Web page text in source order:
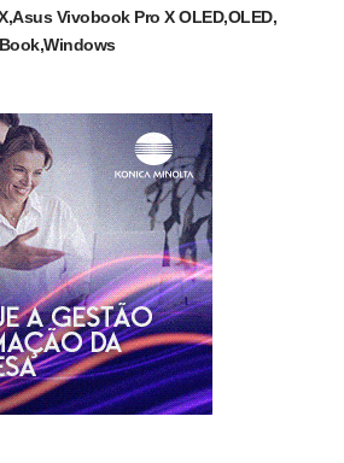
Asus Vivobook Pro X OLED OLED
Windows